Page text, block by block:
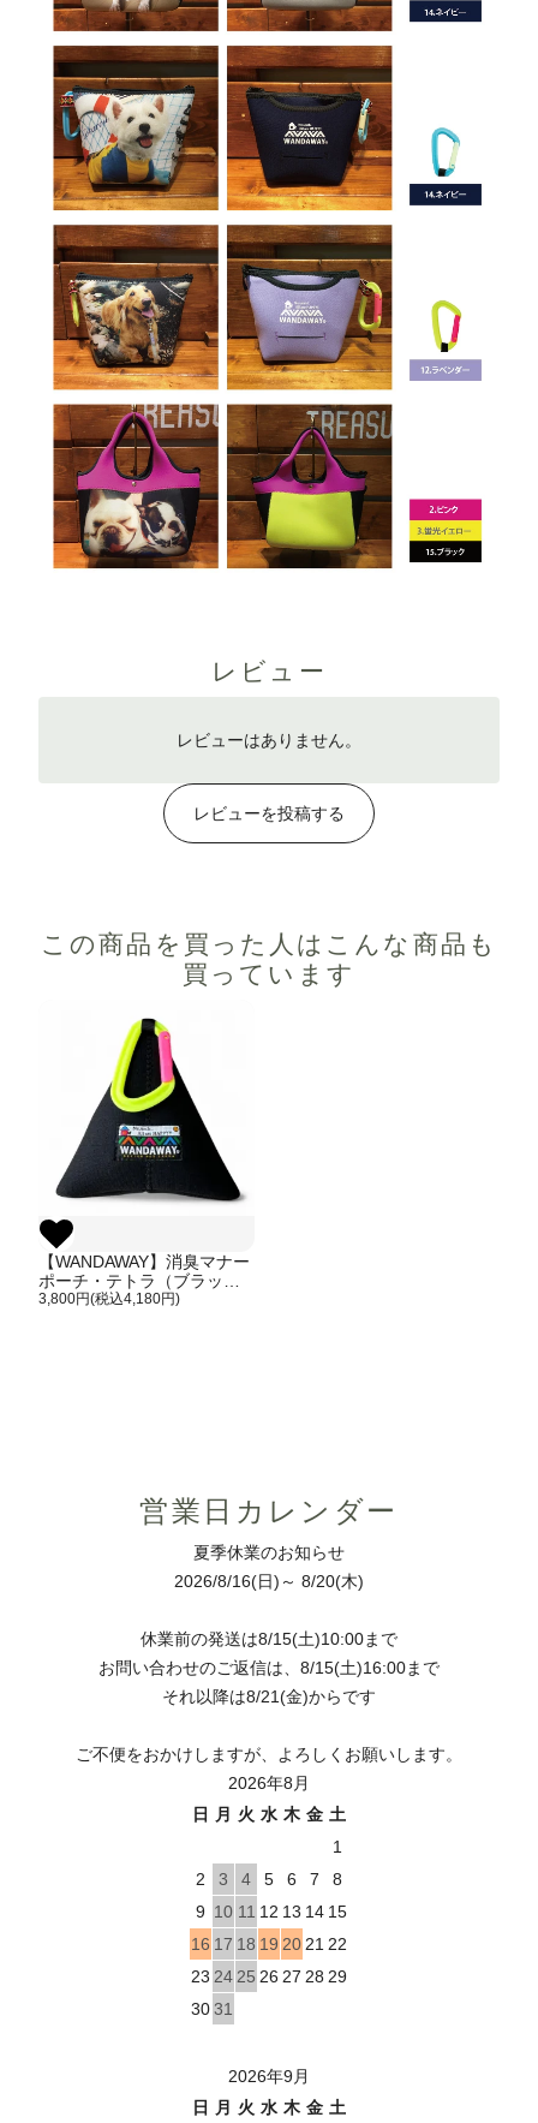
レビュー
レビューはありません。
レビューを投稿する
この商品を買った人は こんな商品も
買っています
【WANDAWAY】消臭マナー
ポーチ・テトラ（ブラッ
ク）軽量で伸縮性・防水
3,800円(税込4,180円)
営業日カレンダー
夏季休業のお知らせ
2026/8/16(日)～ 8/20(木)
休業前の発送は8/15(土)10:00まで
お問い合わせのご返信は、8/15(土)16:00まで
それ以降は8/21(金)からです
ご不便をおかけしますが、よろしくお願いします。
2026年8月
日
月 火 水 木 金 土
1
2
3 4 5 6 7
8
9 10 11 12 13 14 15
16 17 18 19 20 21 22
23 24 25 26 27 28 29
3031
2026年9月
日
月 火 水 木 金 土